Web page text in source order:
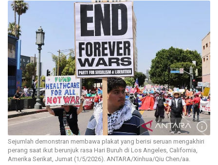
Sejumlah demonstran membawa plakat yang berisi seruan mengakhiri
perang saat ikut berunjuk rasa Hari Buruh di Los Angeles, California,
Amerika Serikat, Jumat (1/5/2026). ANTARA/Xinhua/Qiu Chen/aa.